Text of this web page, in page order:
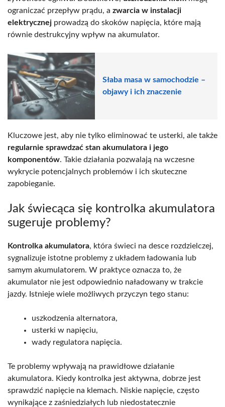
ograniczać przepływ prądu, a zwarcia w instalacji
elektrycznej prowadzą do skoków napięcia, które mają
równie destrukcyjny wpływ na akumulator.
Słaba masa w samochodzie –
objawy i ich znaczenie
Kluczowe jest, aby nie tylko eliminować te usterki, ale także
regularnie sprawdzać stan akumulatora i jego
komponentów. Takie działania pozwalają na wczesne
wykrycie potencjalnych problemów i ich skuteczne
zapobieganie.
Jak świecąca się kontrolka akumulatora
sugeruje problemy?
Kontrolka akumulatora, która świeci na desce rozdzielczej,
sygnalizuje istotne problemy z układem ładowania lub
samym akumulatorem. W praktyce oznacza to, że
akumulator nie jest odpowiednio naładowany w trakcie
jazdy. Istnieje wiele możliwych przyczyn tego stanu:
uszkodzenia alternatora,
usterki w napięciu,
wady regulatora napięcia.
Te problemy wpływają na prawidłowe działanie
akumulatora. Kiedy kontrolka jest aktywna, dobrze jest
sprawdzić napięcie na klemach. Niskie napięcie, często
wynikające z zaśniedziałych lub niedostatecznie